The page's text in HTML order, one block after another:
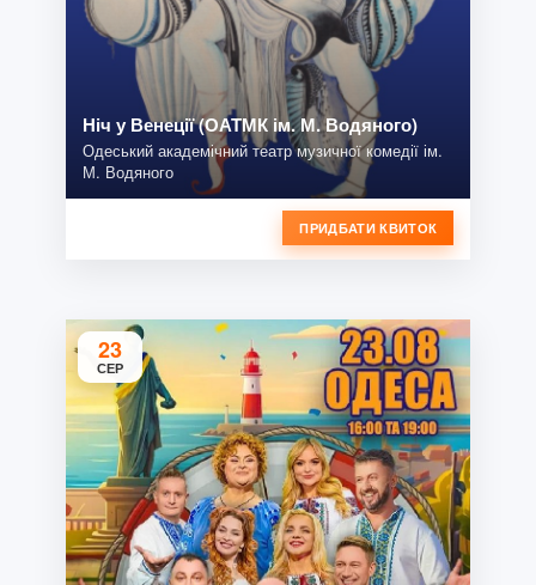
Ніч у Венеції (ОАТМК ім. М. Водяного)
Одеський академічний театр музичної комедії ім.
М. Водяного
ПРИДБАТИ КВИТОК
23
СЕР